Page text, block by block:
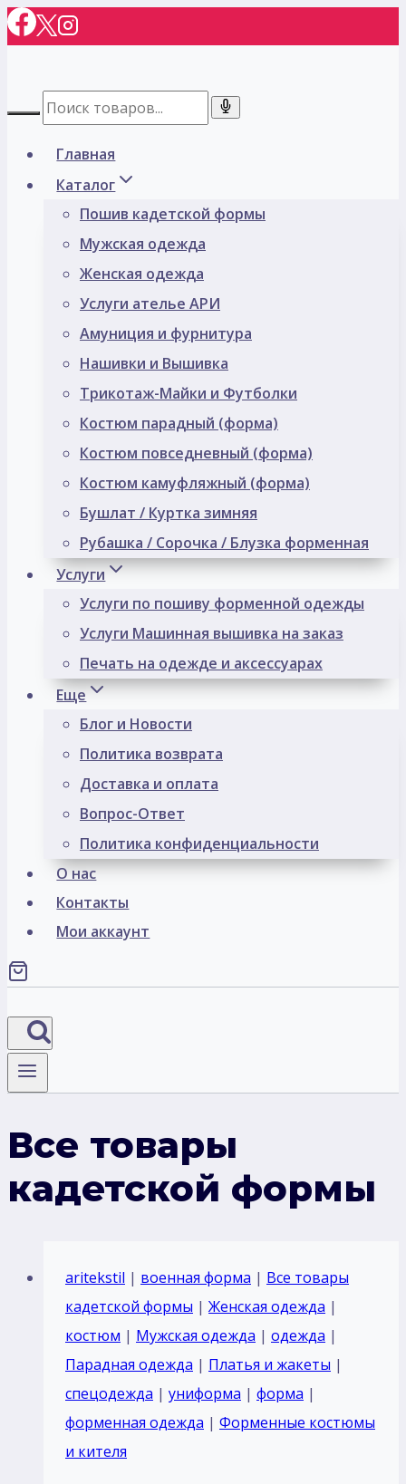
Перейти
к
Главная
Каталог
Пошив кадетской формы
Мужская одежда
Женская одежда
Услуги ателье АРИ
Амуниция и фурнитура
Нашивки и Вышивка
Трикотаж-Майки и Футболки
Костюм парадный (форма)
Костюм повседневный (форма)
Костюм камуфляжный (форма)
Бушлат / Куртка зимняя
Рубашка / Сорочка / Блузка форменная
Услуги
Услуги по пошиву форменной одежды
Услуги Машинная вышивка на заказ
Печать на одежде и аксессуарах
Еще
Блог и Новости
Политика возврата
Доставка и оплата
Вопрос-Ответ
Политика конфиденциальности
О нас
Контакты
Мои аккаунт
Все товары
кадетской формы
aritekstil | военная форма | Все товары
кадетской формы | Женская одежда |
костюм | Мужская одежда | одежда |
Парадная одежда | Платья и жакеты |
спецодежда | униформа | форма |
форменная одежда | Форменные костюмы
и кителя